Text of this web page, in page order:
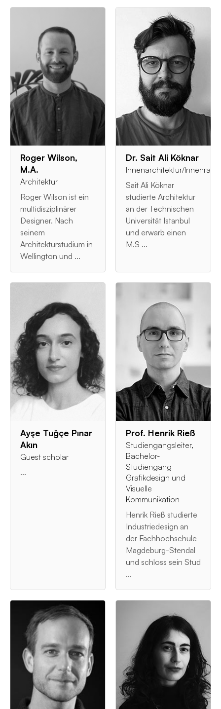
Roger Wilson,
M.A.
Architektur
Roger Wilson ist ein
multidisziplinärer
Designer. Nach
seinem
Architekturstudium in
Wellington und ...
Dr. Sait Ali Köknar
Innenarchitektur/
Sait Ali Köknar
studierte Architektur
an der Technischen
Universität Istanbul
und erwarb einen
M.S ...
Ayşe Tuğçe Pınar
Akın
Guest scholar
...
Prof. Henrik Rieß
Studiengangsleiter,
Bachelor-
Studiengang
Grafikdesign und
Visuelle
Kommunikation
Henrik Rieß studierte
Industriedesign an
der Fachhochschule
Magdeburg-Stendal
und schloss sein Stud
...